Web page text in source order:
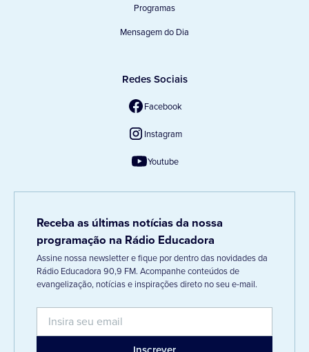
Programas
Mensagem do Dia
Redes Sociais
Facebook
Instagram
Youtube
Receba as últimas notícias da nossa
programação na Rádio Educadora
Assine nossa newsletter e fique por dentro das novidades da
Rádio Educadora 90,9 FM. Acompanhe conteúdos de
evangelização, notícias e inspirações direto no seu e-mail.